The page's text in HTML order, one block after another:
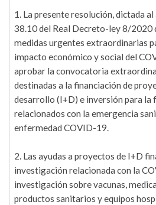
1. La presente resolución, dictada
38.10 del Real Decreto-ley 8/2020
medidas urgentes extraordinarias
impacto económico y social del
aprobar la convocatoria
destinadas a la financiación de
desarrollo (I+D) e inversión para la
relacionados con la emergencia
enfermedad COVID-19.
2. Las ayudas a proyectos de I+D
investigación relacionada con la
investigación sobre vacunas,
productos sanitarios y equipos